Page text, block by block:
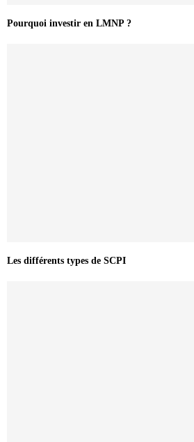
Pourquoi investir en LMNP ?
Les différents types de SCPI